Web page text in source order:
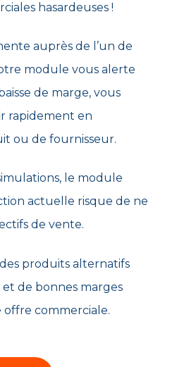
hasardeuses !
auprès de l’un de
module vous alerte
de marge, vous
rapidement en
ou de fournisseur.
le module
actuelle risque de ne
de vente.
produits alternatifs
et de bonnes marges
commerciale.